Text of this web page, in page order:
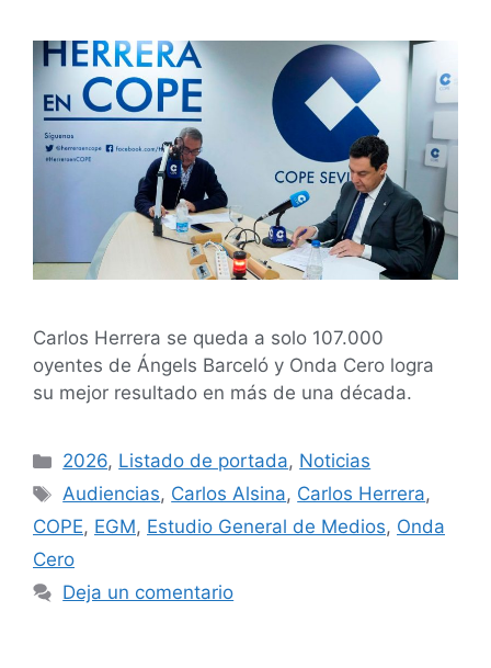
Carlos Herrera se queda a solo 107.000
oyentes de Ángels Barceló y Onda Cero logra
su mejor resultado en más de una década.
2026, Listado de portada, Noticias
Audiencias, Carlos Alsina, Carlos Herrera,
COPE, EGM, Estudio General de Medios, Onda
Cero
Deja un comentario